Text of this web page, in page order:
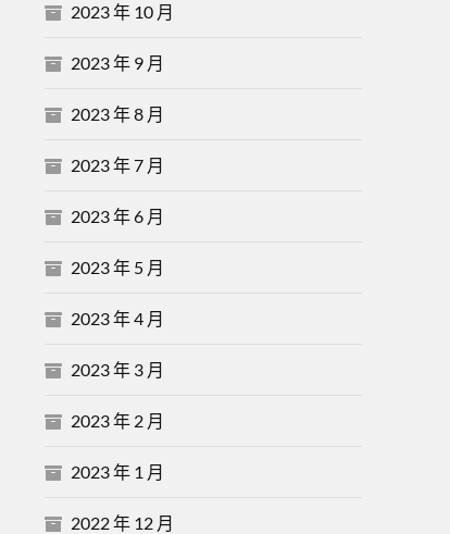
2023 年 10 月
2023 年 9 月
2023 年 8 月
2023 年 7 月
2023 年 6 月
2023 年 5 月
2023 年 4 月
2023 年 3 月
2023 年 2 月
2023 年 1 月
2022 年 12 月